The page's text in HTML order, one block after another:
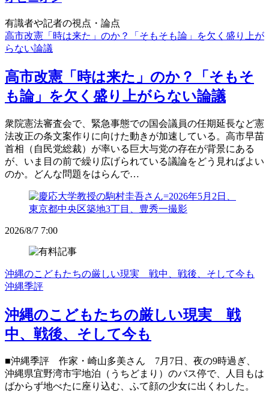
有識者や記者の視点・論点
高市改憲「時は来た」のか？「そもそも論」を欠く盛り上が
らない論議
高市改憲「時は来た」のか？「そもそ
も論」を欠く盛り上がらない論議
衆院憲法審査会で、緊急事態での国会議員の任期延長など憲
法改正の条文案作りに向けた動きが加速している。高市早苗
首相（自民党総裁）が率いる巨大与党の存在が背景にある
が、いま目の前で繰り広げられている議論をどう見ればよい
のか。どんな問題をはらんで…
2026/8/7 7:00
沖縄のこどもたちの厳しい現実 戦中、戦後、そして今も
沖縄季評
沖縄のこどもたちの厳しい現実 戦
中、戦後、そして今も
■沖縄季評 作家・崎山多美さん 7月7日、夜の9時過ぎ、
沖縄県宜野湾市宇地泊（うちどまり）のバス停で、人目もは
ばからず地べたに座り込む、ふて顔の少女に出くわした。